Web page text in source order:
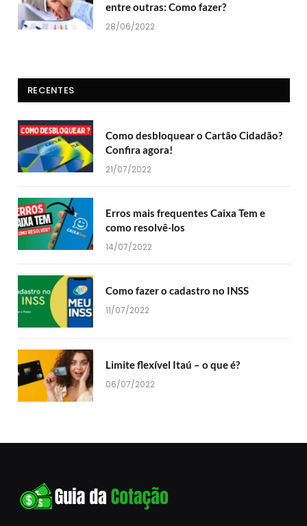
entre outras: Como fazer?
28/06/2022
RECENTES
Como desbloquear o Cartão Cidadão?
Confira agora!
21/07/2022
Erros mais frequentes Caixa Tem e
como resolvê-los
14/07/2022
Como fazer o cadastro no INSS
11/07/2022
Limite flexível Itaú – o que é?
06/07/2022